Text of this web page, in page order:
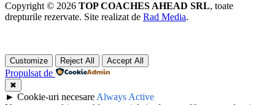
Copyright © 2026 TOP COACHES AHEAD SRL, toate
drepturile rezervate. Site realizat de Rad Media.
Customize Reject All Accept All
Propulsat de
✖
► Cookie-uri necesare Always Active